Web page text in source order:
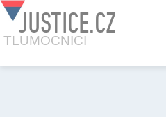
JUSTICE.CZ
TLUMOCNICI